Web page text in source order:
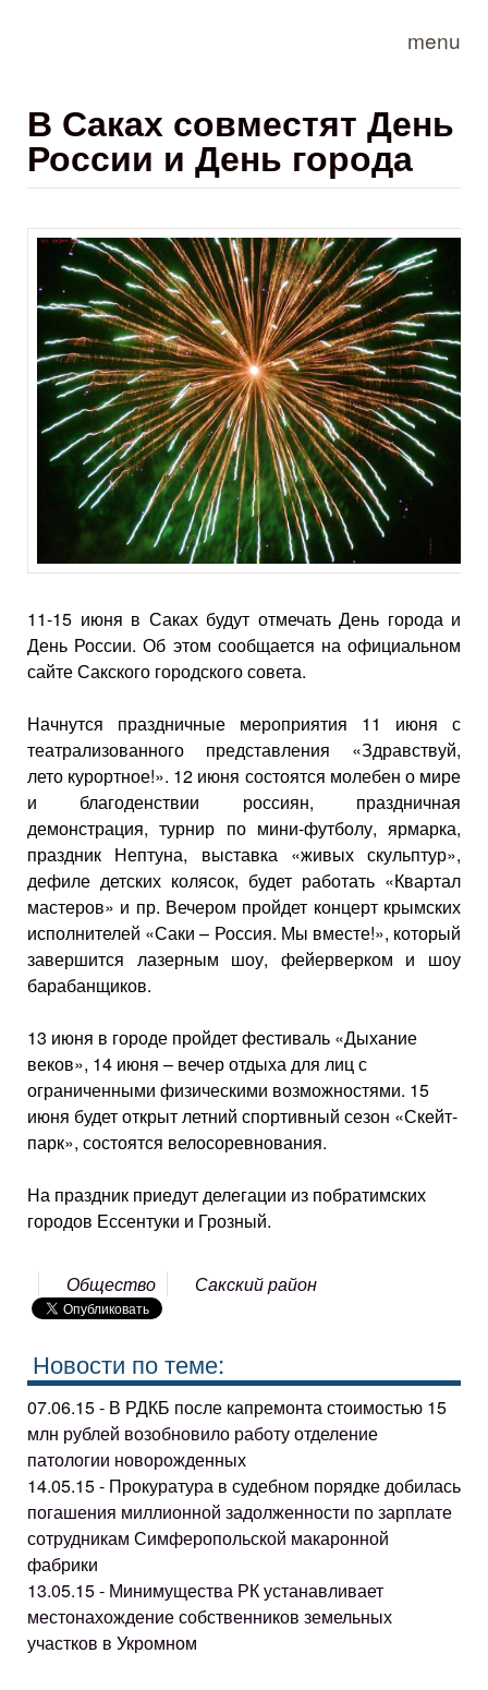
menu
В Саках совместят День
России и День города
11-15 июня в Саках будут отмечать День города и
День России. Об этом сообщается на официальном
сайте Сакского городского совета.
Начнутся праздничные мероприятия 11 июня с
театрализованного представления «Здравствуй,
лето курортное!». 12 июня состоятся молебен о мире
и благоденствии россиян, праздничная
демонстрация, турнир по мини-футболу, ярмарка,
праздник Нептуна, выставка «живых скульптур»,
дефиле детских колясок, будет работать «Квартал
мастеров» и пр. Вечером пройдет концерт крымских
исполнителей «Саки – Россия. Мы вместе!», который
завершится лазерным шоу, фейерверком и шоу
барабанщиков.
13 июня в городе пройдет фестиваль «Дыхание
веков», 14 июня – вечер отдыха для лиц с
ограниченными физическими возможностями. 15
июня будет открыт летний спортивный сезон «Скейт-
парк», состоятся велосоревнования.
На праздник приедут делегации из побратимских
городов Ессентуки и Грозный.
Общество Сакский район
Новости по теме:
07.06.15 - В РДКБ после капремонта стоимостью 15
млн рублей возобновило работу отделение
патологии новорожденных
14.05.15 - Прокуратура в судебном порядке добилась
погашения миллионной задолженности по зарплате
сотрудникам Симферопольской макаронной
фабрики
13.05.15 - Минимущества РК устанавливает
местонахождение собственников земельных
участков в Укромном